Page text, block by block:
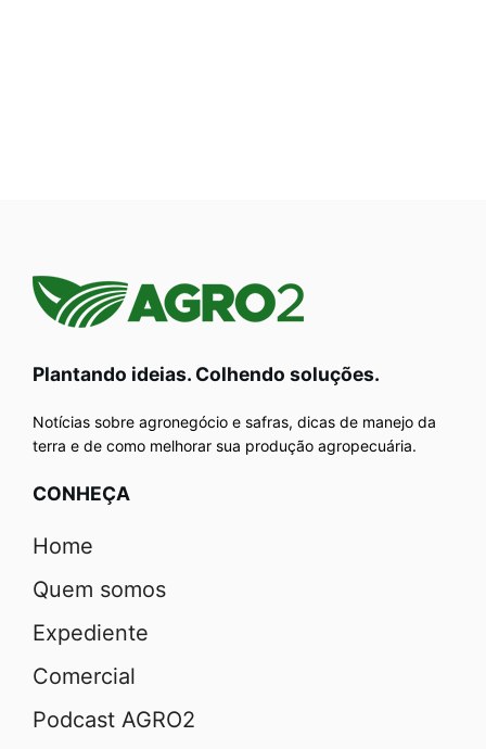
Plantando ideias. Colhendo soluções.
Notícias sobre agronegócio e safras, dicas de manejo da
terra e de como melhorar sua produção agropecuária.
CONHEÇA
Home
Quem somos
Expediente
Comercial
Podcast AGRO2